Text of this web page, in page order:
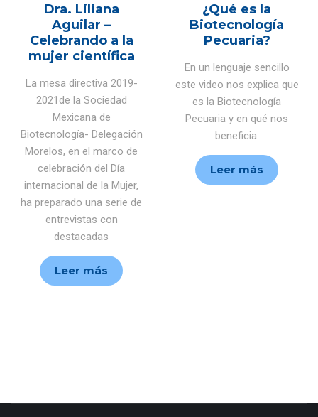
Dra. Liliana
Aguilar –
Celebrando a la
mujer científica
La mesa directiva 2019-
2021de la Sociedad
Mexicana de
Biotecnología- Delegación
Morelos, en el marco de
celebración del Día
internacional de la Mujer,
ha preparado una serie de
entrevistas con
destacadas
Leer más
¿Qué es la
Biotecnología
Pecuaria?
En un lenguaje sencillo
este video nos explica que
es la Biotecnología
Pecuaria y en qué nos
beneficia.
Leer más